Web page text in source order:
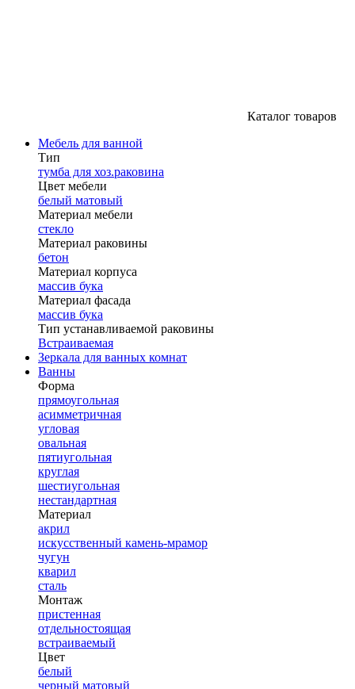
Каталог товаров
Мебель для ванной
Тип
тумба для хоз.раковина
Цвет мебели
белый матовый
Материал мебели
стекло
Материал раковины
бетон
Материал корпуса
массив бука
Материал фасада
массив бука
Тип устанавливаемой раковины
Встраиваемая
Зеркала для ванных комнат
Ванны
Форма
прямоугольная
асимметричная
угловая
овальная
пятиугольная
круглая
шестиугольная
нестандартная
Материал
акрил
искусственный камень-мрамор
чугун
кварил
сталь
Монтаж
пристенная
отдельностоящая
встраиваемый
Цвет
белый
черный матовый